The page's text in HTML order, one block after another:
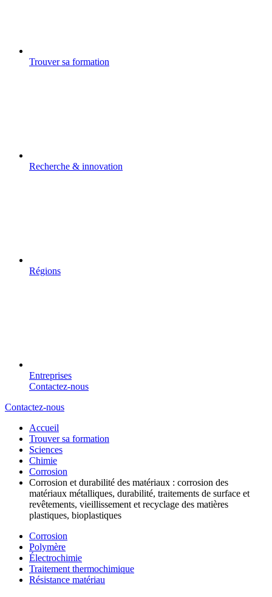
Trouver sa formation
Recherche & innovation
Régions
Entreprises
Contactez-nous
Contactez-nous
Accueil
Trouver sa formation
Sciences
Chimie
Corrosion
Corrosion et durabilité des matériaux : corrosion des
matériaux métalliques, durabilité, traitements de surface et
revêtements, vieillissement et recyclage des matières
plastiques, bioplastiques
Corrosion
Polymère
Électrochimie
Traitement thermochimique
Résistance matériau